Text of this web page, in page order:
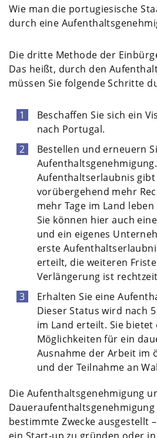
Wie man die portugiesische
durch eine
Die dritte Methode der
Das heißt, durch den
müssen Sie folgende Schritte
Beschaffen Sie sich ein
nach Portugal.
Bestellen und erneuern
Aufenthaltserlaubnis gibt
vorübergehend mehr
mehr Tage im Land
Sie können hier auch
und ein eigenes
erste
erteilt, die weiteren
Verlängerung ist
Erhalten Sie eine
Dieser Status wird nach
im Land erteilt. Sie bietet
Möglichkeiten für ein
Ausnahme der Arbeit im
und der Teilnahme an
Die Aufenthaltsgenehmigung
bestimmte Zwecke ausgestellt